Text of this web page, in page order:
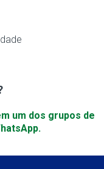
um dos grupos de